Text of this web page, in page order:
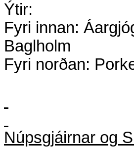
Ýtir:
Fyri innan:
Baglholm
Fyri norðan:
Núpsgjáirnar og